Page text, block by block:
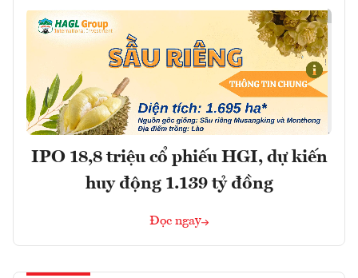
IPO 18,8 triệu cổ phiếu HGI, dự kiến
huy động 1.139 tỷ đồng
Đọc ngay